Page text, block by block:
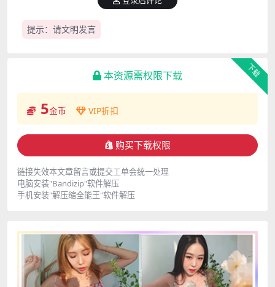
提示：请文明发言
下载
本资源需权限下载
5金币 VIP折扣
购买下载权限
链接失效本文章留言或提交工单会统一处理
电脑安装"Bandizip"软件解压
手机安装"解压缩全能王"软件解压